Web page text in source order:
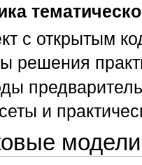
с открытым
решения
и